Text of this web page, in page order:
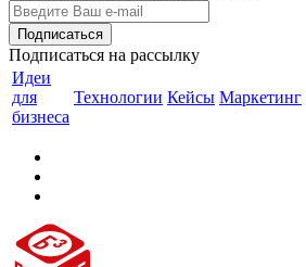
Подписаться на рассылку
Идеи
для
бизнеса
Технологии Кейсы Маркетинг